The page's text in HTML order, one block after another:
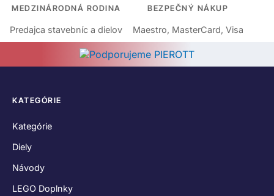
MEDZINÁRODNÁ RODINA
Predajca stavebníc a dielov
BEZPEČNÝ NÁKUP
Maestro, MasterCard, Visa
KATEGÓRIE
Kategórie
Diely
Návody
LEGO Doplnky